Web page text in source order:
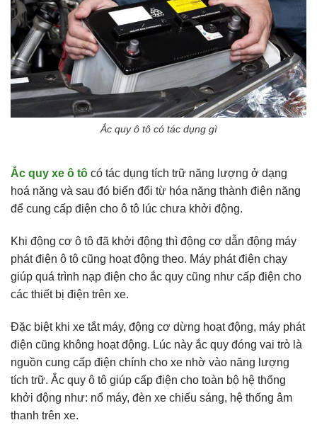
Ắc quy ô tô có tác dụng gì
Ắc quy xe ô tô có tác dụng tích trữ năng lượng ở dạng
hoá năng và sau đó biến đổi từ hóa năng thành điện năng
để cung cấp điện cho ô tô lúc chưa khởi động.
Khi động cơ ô tô đã khởi động thì động cơ dẫn động máy
phát điện ô tô cũng hoạt động theo. Máy phát điện chạy
giúp quá trình nạp điện cho ắc quy cũng như cấp điện cho
các thiết bị điện trên xe.
Đặc biệt khi xe tắt máy, động cơ dừng hoạt động, máy phát
điện cũng không hoạt động. Lúc này ắc quy đóng vai trò là
nguồn cung cấp điện chính cho xe nhờ vào năng lượng
tích trữ. Ắc quy ô tô giúp cấp điện cho toàn bộ hệ thống
khởi động như: nổ máy, đèn xe chiếu sáng, hệ thống âm
thanh trên xe.